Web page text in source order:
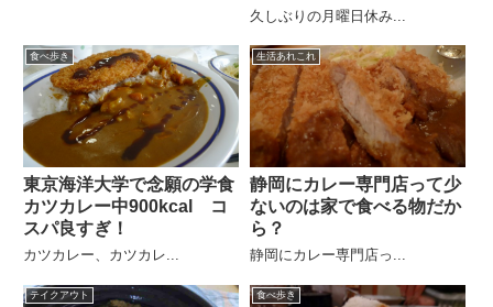
久しぶりの月曜日休み...
食べ歩き
東京海洋大学で念願の学食
カツカレー中900kcal コ
スパ良すぎ！
カツカレー、カツカレ...
生活あれこれ
静岡にカレー専門店って少
ないのは家で食べる物だか
ら？
静岡にカレー専門店っ...
テイクアウト 食べ歩き